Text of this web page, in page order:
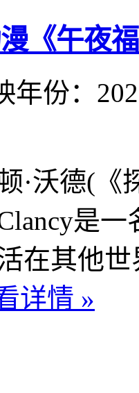
《午夜
年份：
德(《探
是
在其他
详情 »